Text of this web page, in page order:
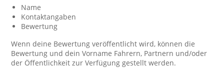
Name
Kontaktangaben
Bewertung
Wenn deine Bewertung veröffentlicht wird, können die
Bewertung und dein Vorname Fahrern, Partnern und/oder
der Öffentlichkeit zur Verfügung gestellt werden.